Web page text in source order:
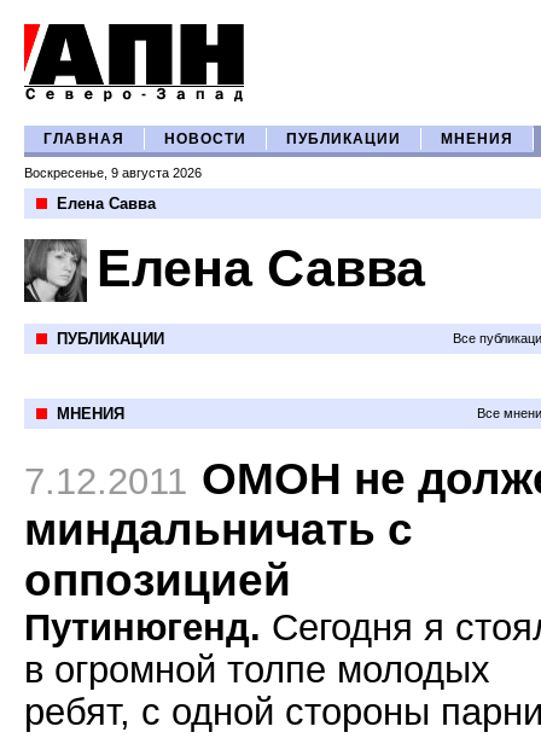
ГЛАВНАЯ НОВОСТИ ПУБЛИКАЦИИ МНЕНИЯ
Воскресенье, 9 августа 2026
Елена Савва
Елена Савва
ПУБЛИКАЦИИ Все
МНЕНИЯ Все
7.12.2011 ОМОН не
миндальничать с
оппозицией
Путинюгенд. Сегодня я
в огромной толпе молодых
ребят, с одной стороны